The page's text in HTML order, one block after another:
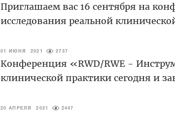
Приглашаем вас 16 сентября на
исследования реальной
01 ИЮНЯ 2021 2737
Конференция «RWD/RWE -
клинической практики сегодня и
20 АПРЕЛЯ 2021 2447